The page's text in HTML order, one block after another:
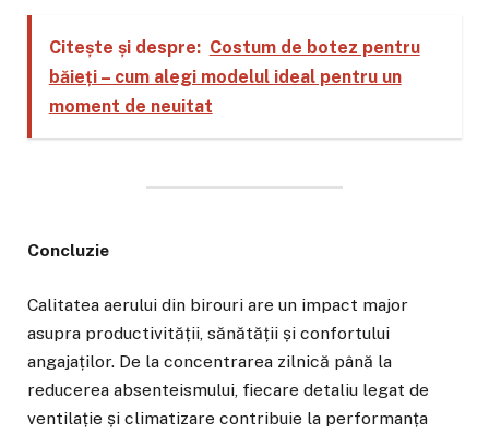
Citește și despre: Costum de botez pentru
băieți – cum alegi modelul ideal pentru un
moment de neuitat
Concluzie
Calitatea aerului din birouri are un impact major
asupra productivității, sănătății și confortului
angajaților. De la concentrarea zilnică până la
reducerea absenteismului, fiecare detaliu legat de
ventilație și climatizare contribuie la performanța